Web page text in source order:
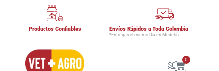
Productos Confiables Envíos Rápidos a Toda Colombia
*Entregas el mismo Día en Medellín
$0
0